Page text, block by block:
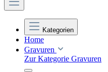
Kategorien
Home
Gravuren
Zur Kategorie Gravuren